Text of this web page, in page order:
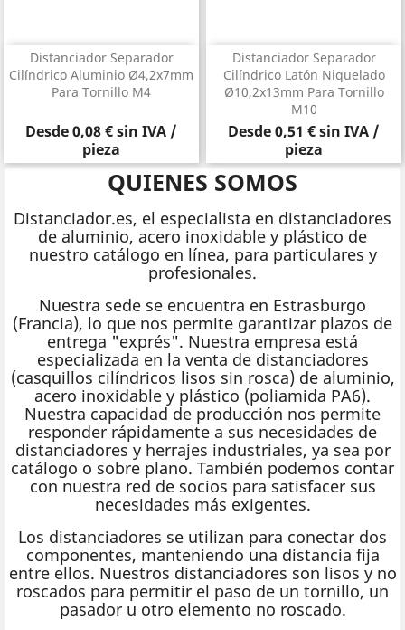
Distanciador Separador
Cilíndrico Aluminio Ø4,2x7mm
Para Tornillo M4
Precio
Desde0,08 €sin IVA /
pieza
Distanciador Separador
Cilíndrico Latón Niquelado
Ø10,2x13mm Para Tornillo
M10
Precio
Desde0,51 €sin IVA /
pieza
QUIENES SOMOS
Distanciador.es, el especialista en distanciadores
de aluminio, acero inoxidable y plástico de
nuestro catálogo en línea, para particulares y
profesionales.
Nuestra sede se encuentra en Estrasburgo
(Francia), lo que nos permite garantizar plazos de
entrega "exprés". Nuestra empresa está
especializada en la venta de distanciadores
(casquillos cilíndricos lisos sin rosca) de aluminio,
acero inoxidable y plástico (poliamida PA6).
Nuestra capacidad de producción nos permite
responder rápidamente a sus necesidades de
distanciadores y herrajes industriales, ya sea por
catálogo o sobre plano. También podemos contar
con nuestra red de socios para satisfacer sus
necesidades más exigentes.
Los distanciadores se utilizan para conectar dos
componentes, manteniendo una distancia fija
entre ellos. Nuestros distanciadores son lisos y no
roscados para permitir el paso de un tornillo, un
pasador u otro elemento no roscado.